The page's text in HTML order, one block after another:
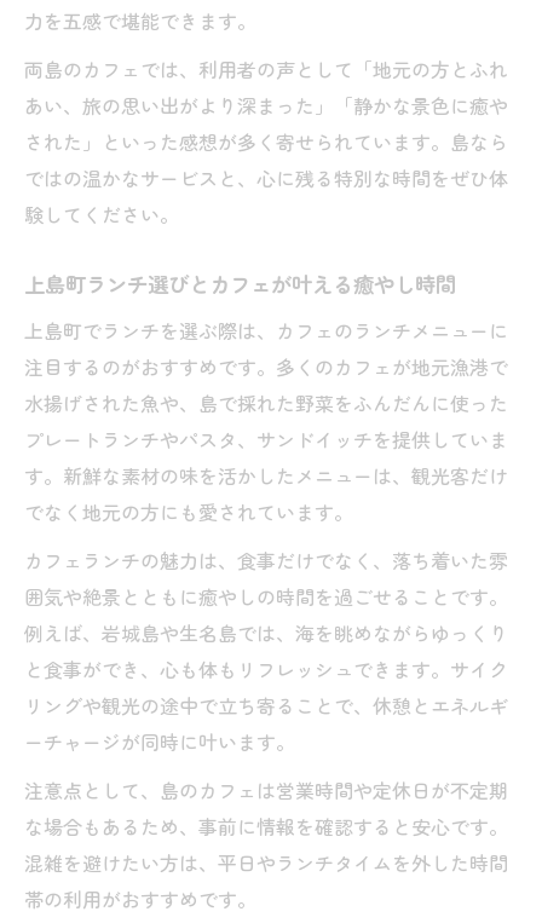
瀬戸内の景色と共に堪能する島のカフェ文化
瀬戸内海を望むカフェで味わう絶景と癒や
し
カフェ文化が育む上島町の新たな楽しみ方
カフェで感じる瀬戸内の自然と上島町の歴
史
生名島や弓削島のカフェで味わう島の空気
ゆたかな自然を感じるゆめしま海道沿いのカフ
ェ案内
ゆめしま海道沿いで自然を満喫できるカフ
ェ
カフェで感じる四季折々の上島町の自然美
自然と調和したカフェ空間で心安らぐ時間
を
上島町カフェ巡りで出会う癒やしと発見
ゆめしま海道カフェが叶える特別な体験
力を五感で堪能できます。
両島のカフェでは、利用者の声として「地元の方とふれ
あい、旅の思い出がより深まった」「静かな景色に癒や
された」といった感想が多く寄せられています。島なら
ではの温かなサービスと、心に残る特別な時間をぜひ体
験してください。
上島町ランチ選びとカフェが叶える癒やし時間
上島町でランチを選ぶ際は、カフェのランチメニューに
注目するのがおすすめです。多くのカフェが地元漁港で
水揚げされた魚や、島で採れた野菜をふんだんに使った
プレートランチやパスタ、サンドイッチを提供していま
す。新鮮な素材の味を活かしたメニューは、観光客だけ
でなく地元の方にも愛されています。
カフェランチの魅力は、食事だけでなく、落ち着いた雰
囲気や絶景とともに癒やしの時間を過ごせることです。
例えば、岩城島や生名島では、海を眺めながらゆっくり
と食事ができ、心も体もリフレッシュできます。サイク
リングや観光の途中で立ち寄ることで、休憩とエネルギ
ーチャージが同時に叶います。
注意点として、島のカフェは営業時間や定休日が不定期
な場合もあるため、事前に情報を確認すると安心です。
混雑を避けたい方は、平日やランチタイムを外した時間
帯の利用がおすすめです。